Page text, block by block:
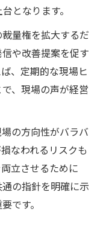
となります。
量権を拡大するだ
や改善提案を促す
、定期的な現場ヒ
、現場の声が経営
の方向性がバラバ
なわれるリスクも
立させるために
の指針を明確に示
です。